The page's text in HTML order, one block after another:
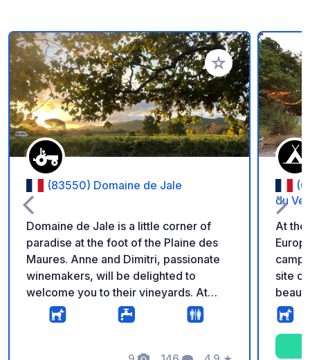
Add to your
(83550) Domaine de Jale
Domaine de Jale is a little corner of
paradise at the foot of the Plaine des
Maures. Anne and Dimitri, passionate
winemakers, will be delighted to
welcome you to their vineyards. At
reception, introduce yourself: they will
introduce you to their wines and show
du
At the
site
camp
and